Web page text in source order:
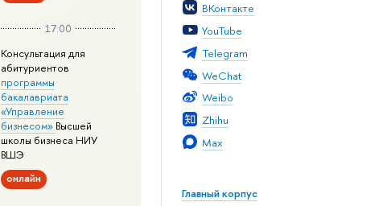
ВКонтакте
YouTube
Telegram
WeChat
Weibo
Zhihu
Max
Главный корпус
17:00
Консультация для
абитуриентов
программы
бакалавриата
«Управление
бизнесом» Высшей
школы бизнеса НИУ
ВШЭ
онлайн